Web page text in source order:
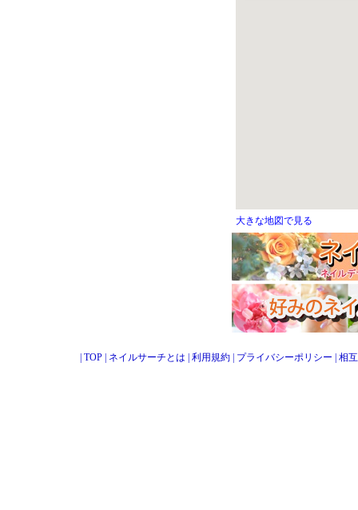
大きな地図で見る
TOP ネイルサーチとは 利用規約 プライバシーポリシー 相